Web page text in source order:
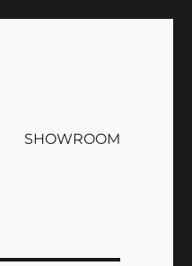
SHOWROOM